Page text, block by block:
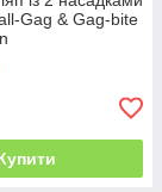
Gag & Gag-bite